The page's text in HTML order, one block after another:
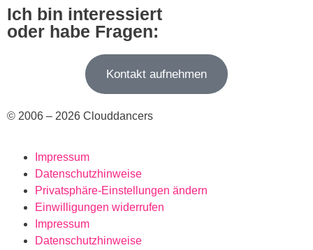
Ich bin interessiert
oder habe Fragen:
Kontakt aufnehmen
© 2006 – 2026 Clouddancers
Impressum
Datenschutzhinweise
Privatsphäre-Einstellungen ändern
Einwilligungen widerrufen
Impressum
Datenschutzhinweise